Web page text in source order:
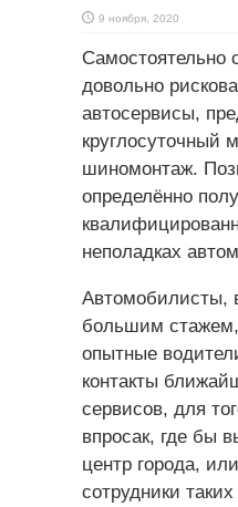
9 ноября, 2020
Самостоятельно
довольно
автосервисы,
круглосуточный
шиномонтаж.
определённо
неполадках
Автомобилисты,
большим
опытные
контакты
сервисов, для
впросак, где бы
центр города,
сотрудники